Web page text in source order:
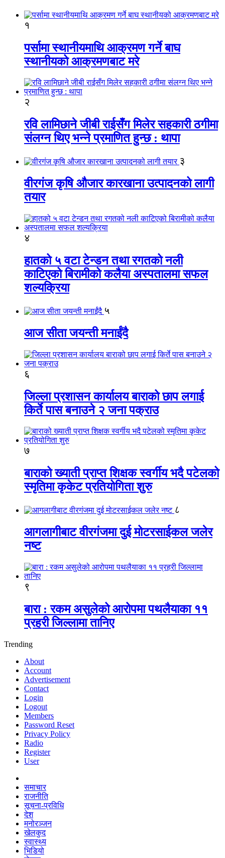
१
पर्सामा स्थानीयमाथि आक्रमण गर्ने बाघ
स्थानीयको आक्रमणबाट मरे
२
रवि लामिछाने जीबी राईसँग मिलेर सहकारी ठगीमा
संलग्न थिए भन्ने प्रमाणित हुन्छ : थापा
३
वीरगंज कृषि औजार कारखाना उत्पादनको लागी
तयार
४
हातको ५ वटा टेन्डन तथा रगतको नली
काटिएको बिरामीको कलैया अस्पतालमा सफल
शल्यक्रिया
५
आज सीता जयन्ती मनाईंदै
६
जिल्ला प्रशासन कार्यालय बाराको छाप लगाई
किर्ते पास बनाउने २ जना पक्राउ
७
बाराको ख्याती प्राप्त शिक्षक स्वर्गीय भदै पटेलको
स्मृतिमा कृकेट प्रतियोगिता शुरु
८
आगलागीबाट वीरगंजमा दुई मोटरसाईकल जलेर
नष्ट
९
बारा : रकम असुलेको आरोपमा पथलैयाका ११
प्रहरी जिल्लामा तानिए
Trending
About
Account
Advertisement
Contact
Login
Logout
Members
Password Reset
Privacy Policy
Radio
Register
User
समाचार
राजनीति
सूचना-प्रविधि
देश
मनोरञ्जन
खेलकुद
स्वास्थ्य
भिडियो